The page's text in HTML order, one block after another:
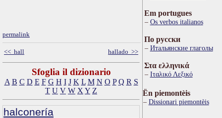
permalink
<< hall hallado >>
Sfoglia il dizionario
A B C D E F G H I J K L M N O P Q R S
T U V W X Y Z
halconería
Em portugues
Os verbos italianos
По русски
Итальянские глаголы
Στα ελληνικά
Ιταλικό Λεξικό
Ën piemontèis
Dissionari piemontèis